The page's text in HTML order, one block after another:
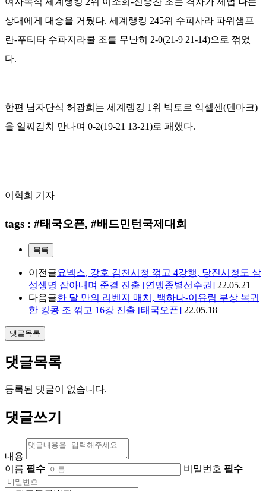
상대에게 대승을 거뒀다. 세계랭킹 245위 수피사라 파위샘프
란-푸티타 수파지라쿨 조를 무난히 2-0(21-9 21-14)으로 꺾었
다.
한편 남자단식 허광희는 세계랭킹 1위 빅토르 악셀센(덴마크)
을 일찌감치 만나며 0-2(19-21 13-21)로 패했다.
이혁희 기자
tags : #태국오픈, #배드민턴국제대회
목록
이전글요넥스, 강호 김천시청 꺾고 4강행, 당진시청도 삼
성생명 잡아내며 준결 진출 [연맹종별선수권] 22.05.21
다음글한 달 만의 리벤지 매치, 백하나-이유림 부상 복귀
한 킹콩 조 꺾고 16강 진출 [태국오픈] 22.05.18
댓글목록
댓글목록
등록된 댓글이 없습니다.
댓글쓰기
내용
이름 필수 비밀번호 필수